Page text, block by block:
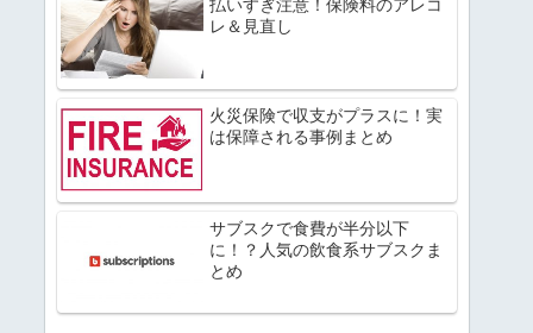
払いすぎ注意！保険料のアレコ
レ＆見直し
火災保険で収支がプラスに！実
は保障される事例まとめ
サブスクで食費が半分以下
に！？人気の飲食系サブスクま
とめ